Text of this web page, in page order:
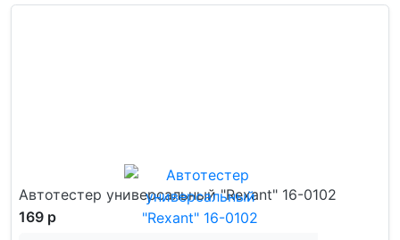
Автотестер универсальный "Rexant" 16-0102
169 р